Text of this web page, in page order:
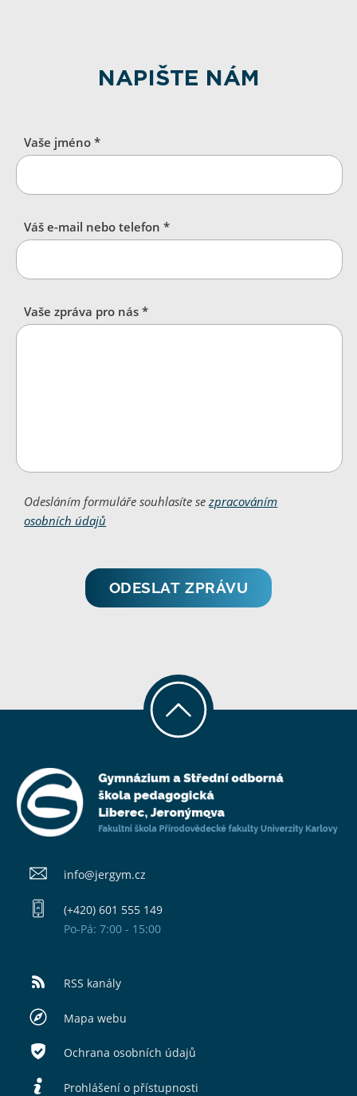
NAPIŠTE NÁM
Vaše jméno *
Váš e-mail nebo telefon *
Vaše zpráva pro nás *
Odesláním formuláře souhlasíte sezpracováním
osobních údajů
ODESLAT ZPRÁVU
info@​jergym.cz
(+420) 601 555 149
Po-Pá: 7:00 - 15:00
RSS kanály
Mapa webu
Ochrana osobních údajů
Prohlášení o přístupnosti